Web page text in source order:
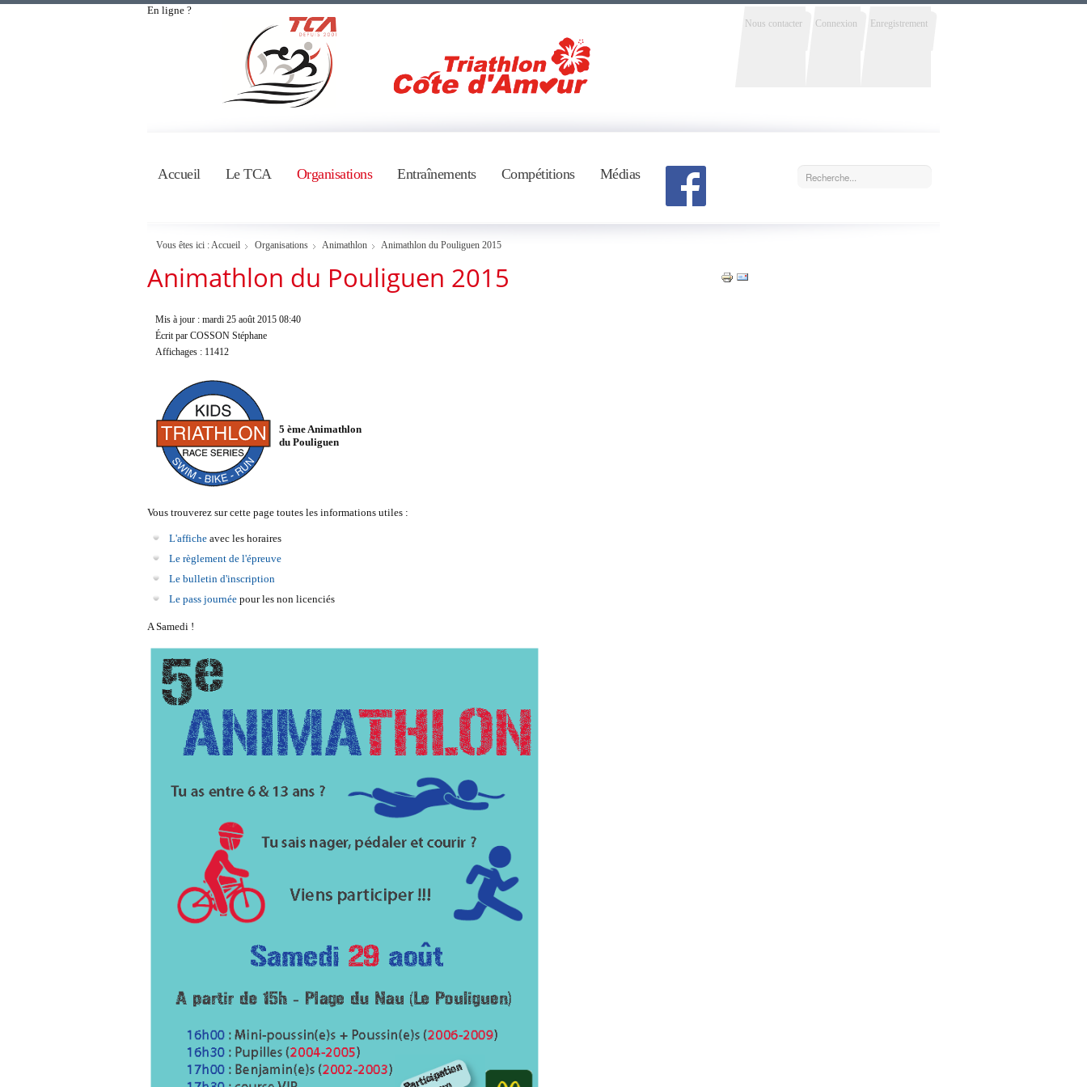
Nous contacter Connexion Enregistrement
En ligne ?
Accueil Le TCA Organisations Entraînements Compétitions Médias
Vous êtes ici : Accueil Organisations Animathlon Animathlon du Pouliguen 2015
Animathlon du Pouliguen 2015
Mis à jour : mardi 25 août 2015 08:40
Écrit par COSSON Stéphane
Affichages : 11412
5 ème Animathlon
du Pouliguen
Vous trouverez sur cette page toutes les informations utiles :
L'affiche avec les horaires
Le règlement de l'épreuve
Le bulletin d'inscription
Le pass journée pour les non licenciés
A Samedi !